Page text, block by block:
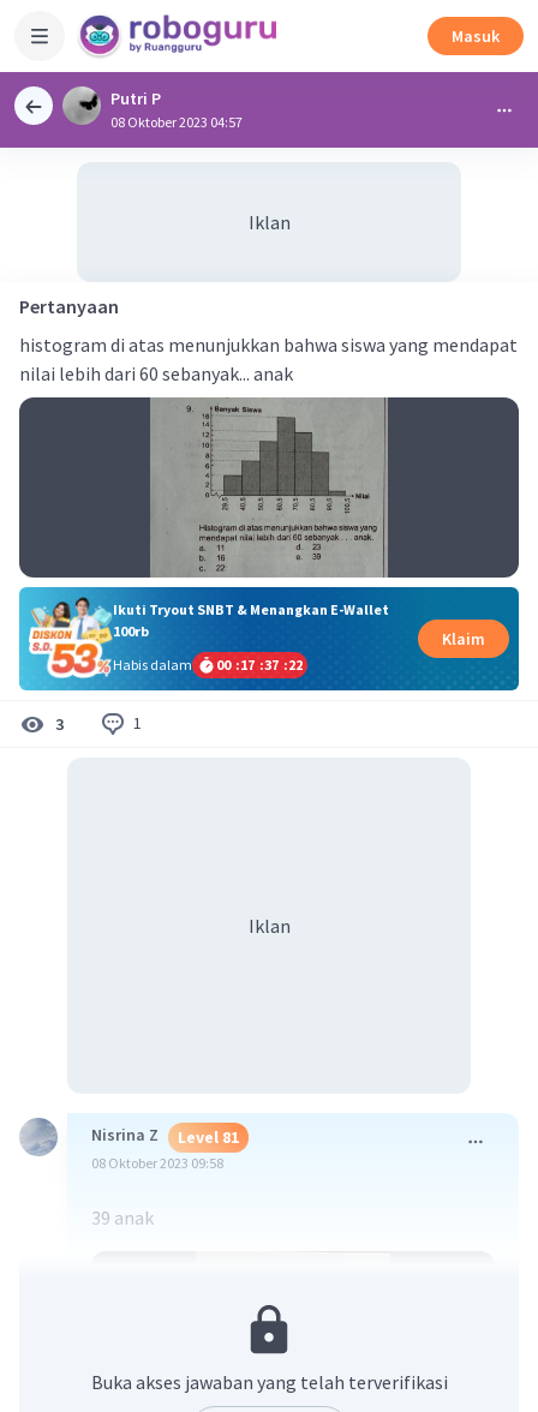
Masuk
Putri P
08 Oktober 2023 04:57
Iklan
Pertanyaan
histogram di atas menunjukkan bahwa siswa yang mendapat
nilai lebih dari 60 sebanyak... anak
Ikuti Tryout SNBT & Menangkan E-Wallet
100rb
Habis dalam
00 :17 :37 :22
Klaim
3 1
Iklan
Nisrina Z Level 81
08 Oktober 2023 09:58
39 anak
Buka akses jawaban yang telah terverifikasi